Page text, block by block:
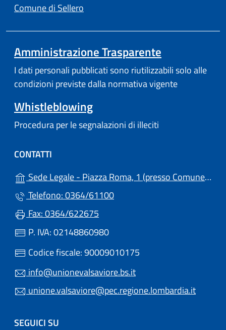
Comune di Sellero
Amministrazione Trasparente
I dati personali pubblicati sono riutilizzabili solo alle
condizioni previste dalla normativa vigente
Whistleblowing
Procedura per le segnalazioni di illeciti
CONTATTI
Sede Legale - Piazza Roma, 1 (presso Comune) - 25051 - Cedegolo (BS)
Telefono: 0364/61100
Fax: 0364/622675
P. IVA: 02148860980
Codice fiscale: 90009010175
info@unionevalsaviore.bs.it
unione.valsaviore@pec.regione.lombardia.it
SEGUICI SU